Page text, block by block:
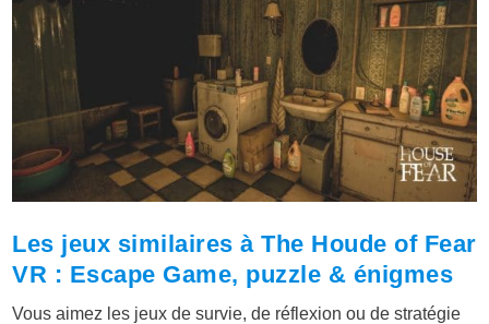
Les jeux similaires à The Houde of Fear
VR : Escape Game, puzzle & énigmes
Vous aimez les jeux de survie, de réflexion ou de stratégie